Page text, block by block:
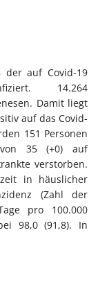
der auf Covid-19
14.264
Damit liegt
auf das Covid-
151 Personen
35 (+0) auf
verstorben.
in häuslicher
(Zahl der
pro 100.000
98,0 (91,8). In